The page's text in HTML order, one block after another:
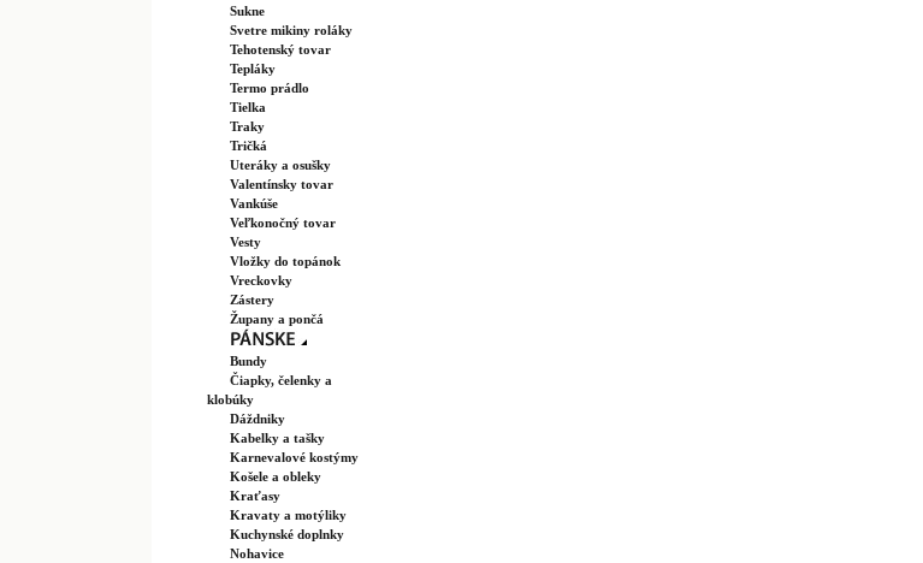
Sukne
Svetre mikiny roláky
Tehotenský tovar
Tepláky
Termo prádlo
Tielka
Traky
Tričká
Uteráky a osušky
Valentínsky tovar
Vankúše
Veľkonočný tovar
Vesty
Vložky do topánok
Vreckovky
Zástery
Župany a pončá
Bundy
Čiapky, čelenky a
klobúky
Dáždniky
Kabelky a tašky
Karnevalové kostýmy
Košele a obleky
Kraťasy
Kravaty a motýliky
Kuchynské doplnky
Nohavice